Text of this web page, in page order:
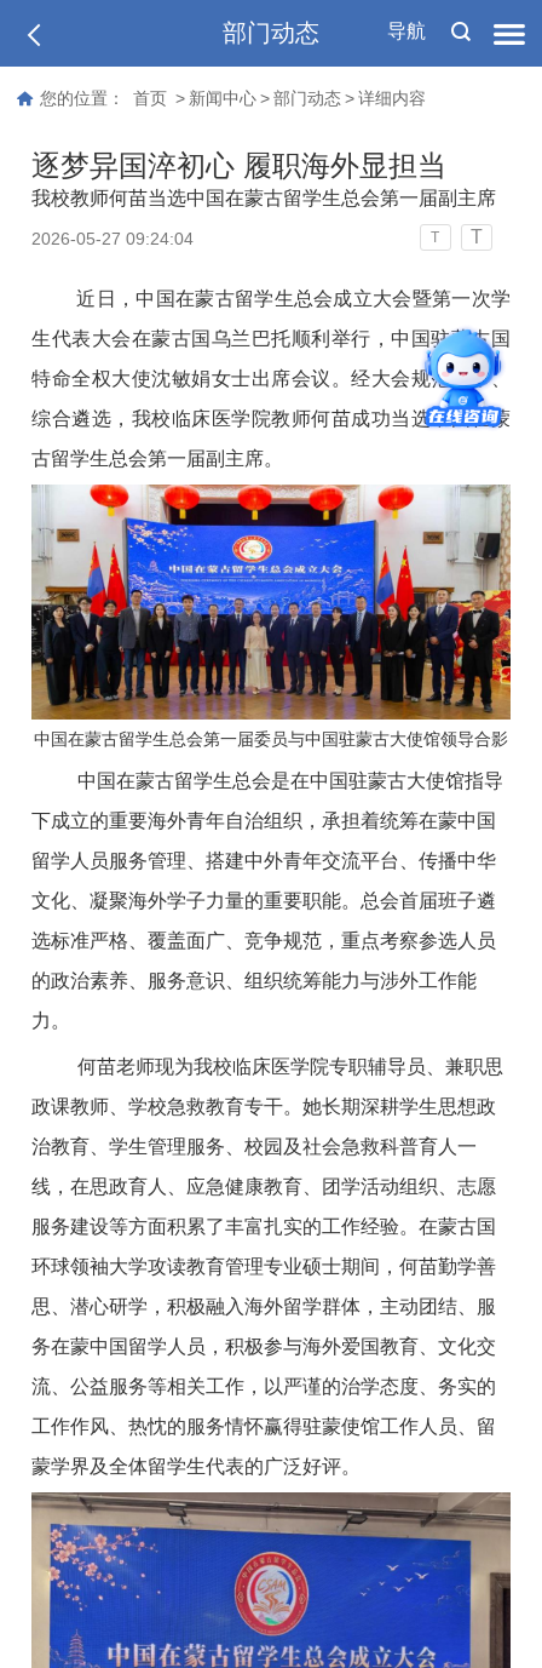
导航
部门动态
您的位置： 首页 > 新闻中心 > 部门动态 > 详细内容
逐梦异国淬初心 履职海外显担当
我校教师何苗当选中国在蒙古留学生总会第一届副主席
2026-05-27 09:24:04 T T
近日，中国在蒙古留学生总会成立大会暨第一次学
生代表大会在蒙古国乌兰巴托顺利举行，中国驻蒙古国
特命全权大使沈敏娟女士出席会议。经大会规范选举、
综合遴选，我校临床医学院教师何苗成功当选中国在蒙
古留学生总会第一届副主席。
中国在蒙古留学生总会第一届委员与中国驻蒙古大使馆领导合影
中国在蒙古留学生总会是在中国驻蒙古大使馆指导
下成立的重要海外青年自治组织，承担着统筹在蒙中国
留学人员服务管理、搭建中外青年交流平台、传播中华
文化、凝聚海外学子力量的重要职能。总会首届班子遴
选标准严格、覆盖面广、竞争规范，重点考察参选人员
的政治素养、服务意识、组织统筹能力与涉外工作能
力。
何苗老师现为我校临床医学院专职辅导员、兼职思
政课教师、学校急救教育专干。她长期深耕学生思想政
治教育、学生管理服务、校园及社会急救科普育人一
线，在思政育人、应急健康教育、团学活动组织、志愿
服务建设等方面积累了丰富扎实的工作经验。在蒙古国
环球领袖大学攻读教育管理专业硕士期间，何苗勤学善
思、潜心研学，积极融入海外留学群体，主动团结、服
务在蒙中国留学人员，积极参与海外爱国教育、文化交
流、公益服务等相关工作，以严谨的治学态度、务实的
工作作风、热忱的服务情怀赢得驻蒙使馆工作人员、留
蒙学界及全体留学生代表的广泛好评。